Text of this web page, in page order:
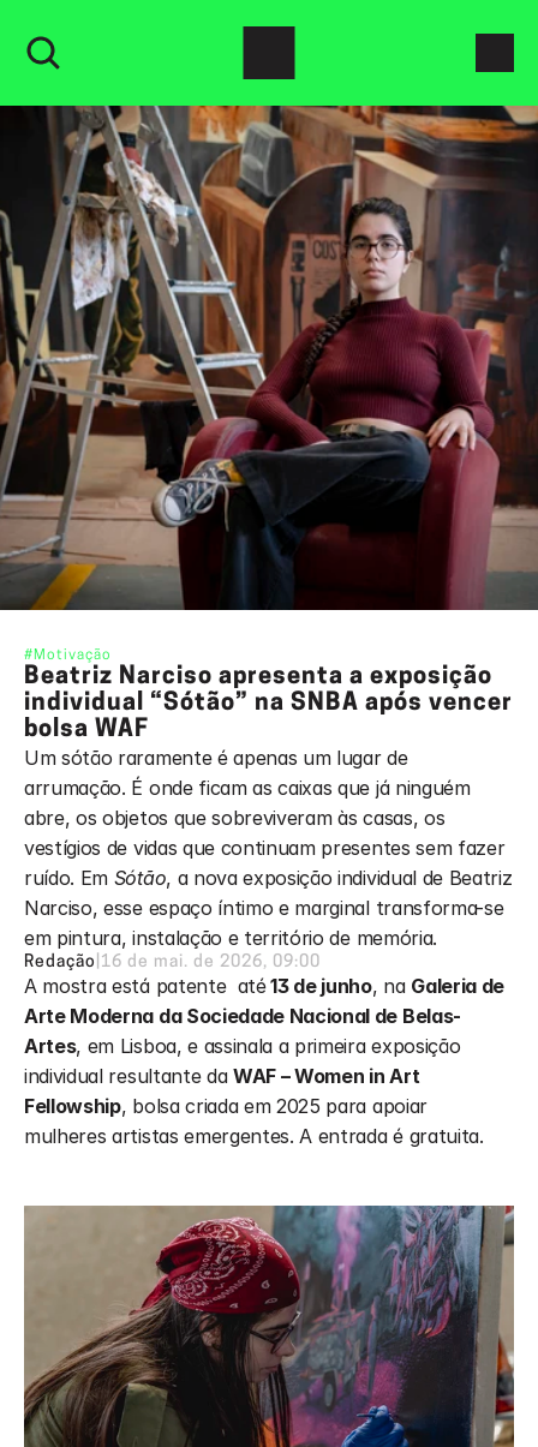
#Motivação
Beatriz Narciso apresenta a exposição
individual “Sótão” na SNBA após vencer
bolsa WAF
Um sótão raramente é apenas um lugar de
arrumação. É onde ficam as caixas que já ninguém
abre, os objetos que sobreviveram às casas, os
vestígios de vidas que continuam presentes sem fazer
ruído. Em Sótão, a nova exposição individual de Beatriz
Narciso, esse espaço íntimo e marginal transforma-se
em pintura, instalação e território de memória.
Redação 16 de mai. de 2026, 09:00
A mostra está patente  até 13 de junho, na Galeria de
Arte Moderna da Sociedade Nacional de Belas-
Artes, em Lisboa, e assinala a primeira exposição
individual resultante da WAF – Women in Art
Fellowship, bolsa criada em 2025 para apoiar
mulheres artistas emergentes. A entrada é gratuita.